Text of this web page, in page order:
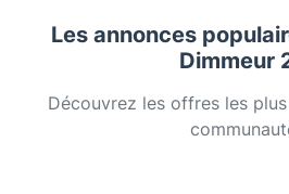
Les annonces
Dimmeur
Découvrez les offres les